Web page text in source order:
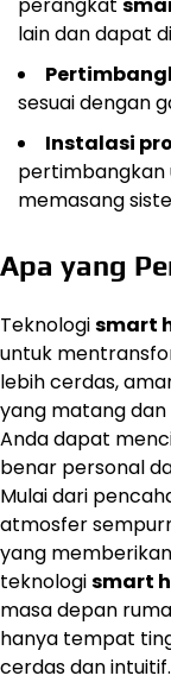
lain dan dapat
sesuai dengan
Instalasi
pertimbangkan
memasang
Apa yang
Teknologismart
untuk
lebih cerdas,
yang matang
Anda dapat
benar personal
Mulai dari
atmosfer
yang
teknologismart
masa depan
hanya tempat
cerdas dan intuitif.